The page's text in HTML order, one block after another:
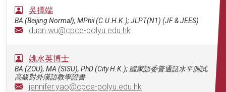
吳擇端
BA (Beijing Normal), MPhil (C.U.H.K.); JLPT(N1) (JF & JEES)
duan.wu@cpce-polyu.edu.hk
姚水英博士
BA (ZOU), MA (SISU), PhD (City H.K.); 國家語委普通話水平測試,
高級對外漢語教學證書
jennifer.yao@cpce-polyu.edu.hk